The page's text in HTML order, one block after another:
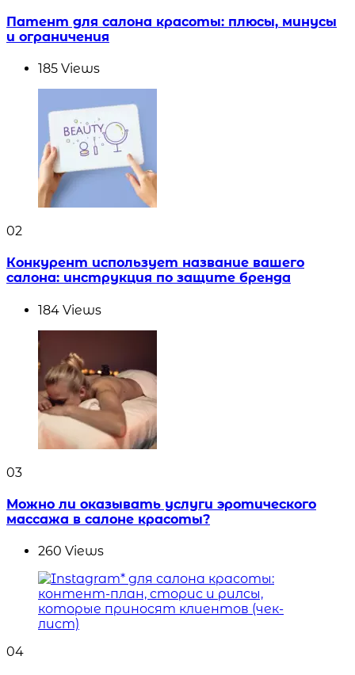
Патент для салона красоты: плюсы, минусы
и ограничения
185 Views
02
Конкурент использует название вашего
салона: инструкция по защите бренда
184 Views
03
Можно ли оказывать услуги эротического
массажа в салоне красоты?
260 Views
04